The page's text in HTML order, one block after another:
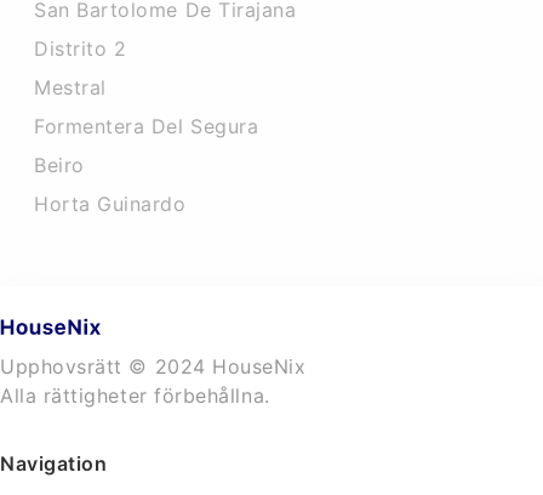
San Bartolome De Tirajana
Distrito 2
Mestral
Formentera Del Segura
Beiro
Horta Guinardo
Upphovsrätt © 2024 HouseNix
Alla rättigheter förbehållna.
Navigation